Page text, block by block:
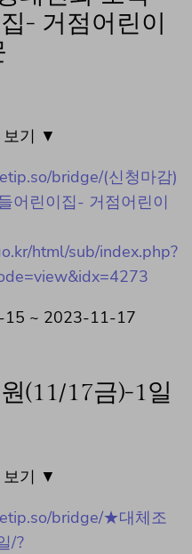
- 거점어린이
보기 ▼
bridge/(신청마감)
어린이집- 거점어린이
html/sub/index.php?
15 ~ 2023-11-17
(11/17금)-1일
보기 ▼
bridge/★대체조
/?